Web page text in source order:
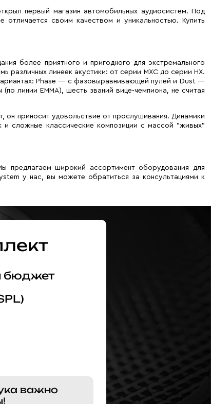
первый магазин автомобильных аудиосистем. Под
своим качеством и уникальностью. Купить
более приятного и пригодного для экстремального
различных линеек акустики: от серии MXC до серии HX.
Phase — с фазовыравнивающей пулей и Dust —
линии EMMA), шесть званий вице-чемпиона, не считая
он приносит удовольствие от прослушивания. Динамики
и сложные классические композиции с массой "живых"
предлагаем широкий ассортимент оборудования для
у нас, вы можете обратиться за консультациями к
бюджет
важно